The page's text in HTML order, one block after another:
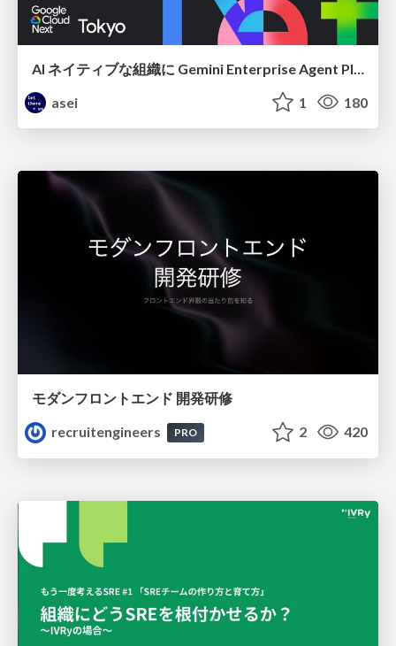
asei
1 180
モダンフロントエンド 開発研修
recruitengineers
PRO 2 420